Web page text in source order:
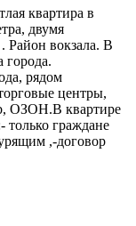
квартира в
двумя
Район вокзала. В
города.
рядом
центры,
ОЗОН.В квартире
только граждане
,-договор